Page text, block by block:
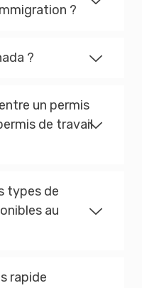
?
?
un permis
de travail
types de
au
rapide